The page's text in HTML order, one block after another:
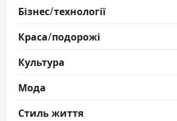
Бізнес/технології
Краса/подорожі
Культура
Мода
Стиль життя